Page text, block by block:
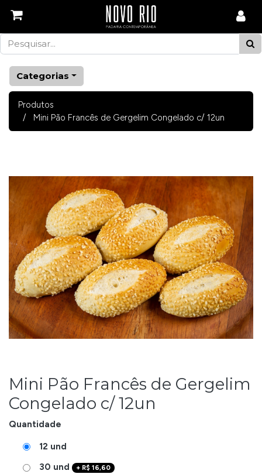
Categorias
Produtos
Mini Pão Francês de Gergelim Congelado c/ 12un
Mini Pão Francês de Gergelim
Congelado c/ 12un
Quantidade
12 und
30 und
+ R$ 16,60